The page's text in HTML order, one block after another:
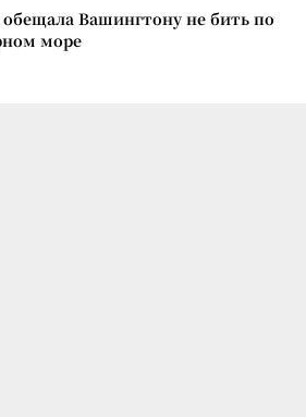
Вашингтону не бить по
море